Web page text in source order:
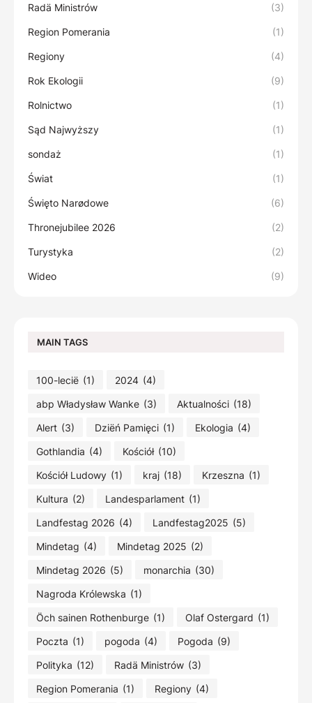
Radä Ministrów (3)
Region Pomerania (1)
Regiony (4)
Rok Ekologii (9)
Rolnictwo (1)
Sąd Najwyższy (1)
sondaż (1)
Świat (1)
Święto Narødowe (6)
Thronejubilee 2026 (2)
Turystyka (2)
Wideo (9)
MAIN TAGS
100-lecië (1) 2024 (4)
abp Władysław Wanke (3) Aktualności (18)
Alert (3) Dziëń Pamięci (1) Ekologia (4)
Gothlandia (4) Kościół (10)
Kościół Ludowy (1) kraj (18) Krzeszna (1)
Kultura (2) Landesparlament (1)
Landfestag 2026 (4) Landfestag2025 (5)
Mindetag (4) Mindetag 2025 (2)
Mindetag 2026 (5) monarchia (30)
Nagroda Królewska (1)
Öch sainen Rothenburge (1) Olaf Ostergard (1)
Poczta (1) pogoda (4) Pogoda (9)
Polityka (12) Radä Ministrów (3)
Region Pomerania (1) Regiony (4)